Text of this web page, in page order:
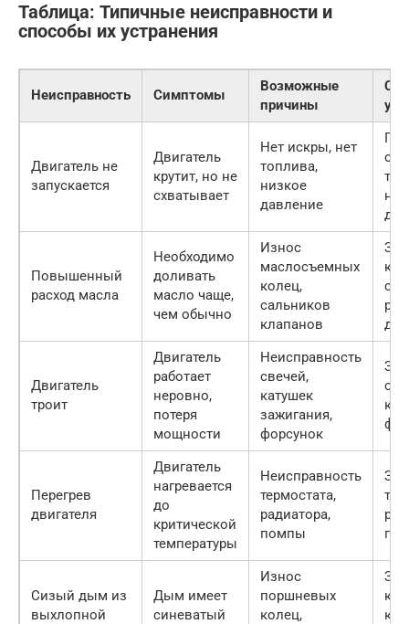
Таблица: Типичные неисправности и
способы их устранения
Неисправность Симптомы
Возможные
причины
Двигатель не
запускается
Двигатель
крутит, но не
схватывает
Нет искры, нет
топлива,
низкое
давление
Повышенный
расход масла
Необходимо
доливать
масло чаще,
чем обычно
Износ
маслосъемных
колец,
сальников
клапанов
Двигатель
троит
Двигатель
работает
неровно,
потеря
мощности
Неисправность
свечей,
катушек
зажигания,
форсунок
Перегрев
двигателя
Двигатель
нагревается
до
критической
температуры
Неисправность
термостата,
радиатора,
помпы
Сизый дым из
выхлопной
Дым имеет
синеватый
Износ
поршневых
колец,